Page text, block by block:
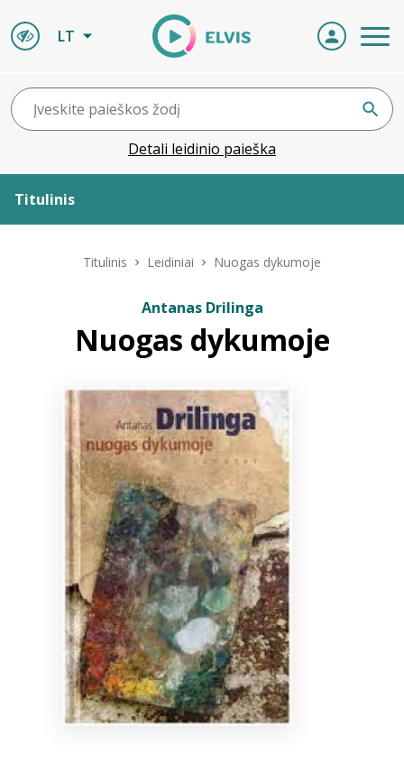
LT
Detali leidinio paieška
Titulinis
ELVIS atvyksta
Naujienos
Bibliotekoms
+370 667 80 541
info@elvislab.lt
Titulinis Leidiniai Nuogas dykumoje
Antanas Drilinga
Nuogas dykumoje